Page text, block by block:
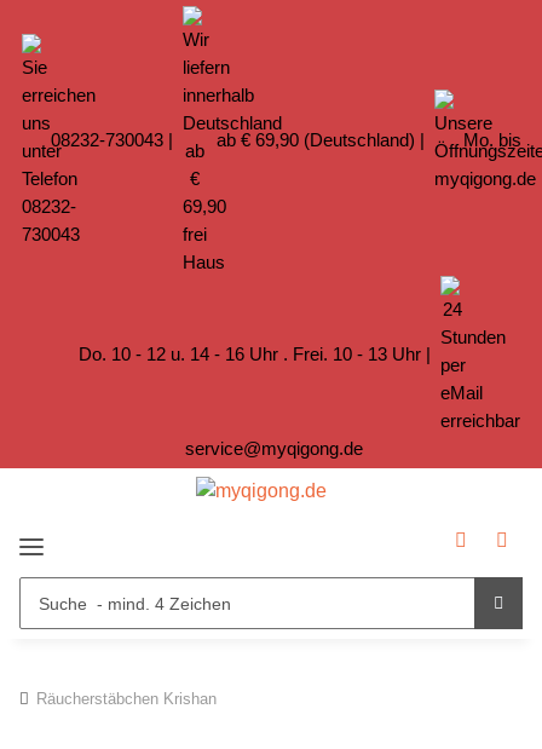
08232-730043| ab € 69,90 (Deutschland) | Mo. bis
Do. 10 - 12 u. 14 - 16 Uhr . Frei. 10 - 13 Uhr |
service@myqigong.de
Räucherstäbchen Krishan